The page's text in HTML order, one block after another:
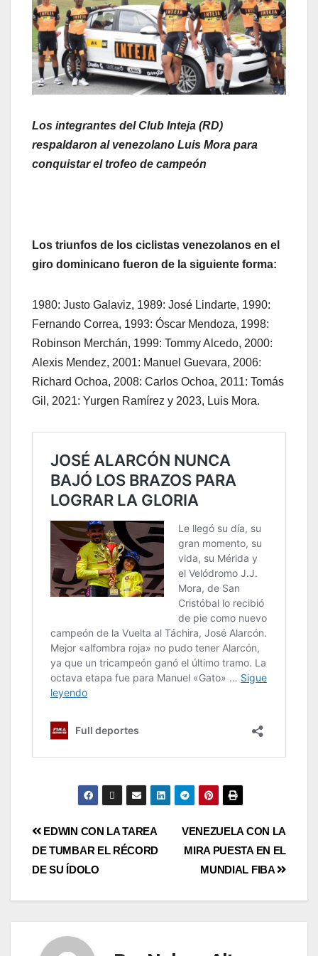
Los integrantes del Club Inteja (RD)
respaldaron al venezolano Luis Mora para
conquistar el trofeo de campeón
Los triunfos de los ciclistas venezolanos en el
giro dominicano fueron de la siguiente forma:
1980: Justo Galaviz, 1989: José Lindarte, 1990:
Fernando Correa, 1993: Óscar Mendoza, 1998:
Robinson Merchán, 1999: Tommy Alcedo, 2000:
Alexis Mendez, 2001: Manuel Guevara, 2006:
Richard Ochoa, 2008: Carlos Ochoa, 2011: Tomás
Gil, 2021: Yurgen Ramírez y 2023, Luis Mora.
VENEZUELA CON LA
MIRA PUESTA EN EL
MUNDIAL FIBA
EDWIN CON LA TAREA
DE TUMBAR EL RÉCORD
DE SU ÍDOLO